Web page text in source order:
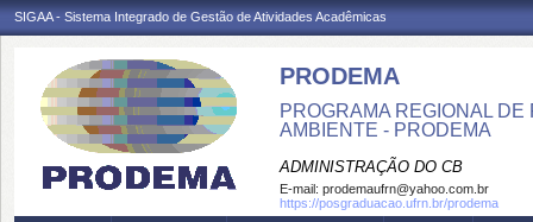
SIGAA - Sistema Integrado de Gestão de Atividades Acadêmicas
PRODEMA
PROGRAMA REGIONAL
AMBIENTE - PRODEMA
ADMINISTRAÇÃO DO CB
E-mail: prodemaufrn@yahoo.com.br
https://posgraduacao.ufrn.br/prodema